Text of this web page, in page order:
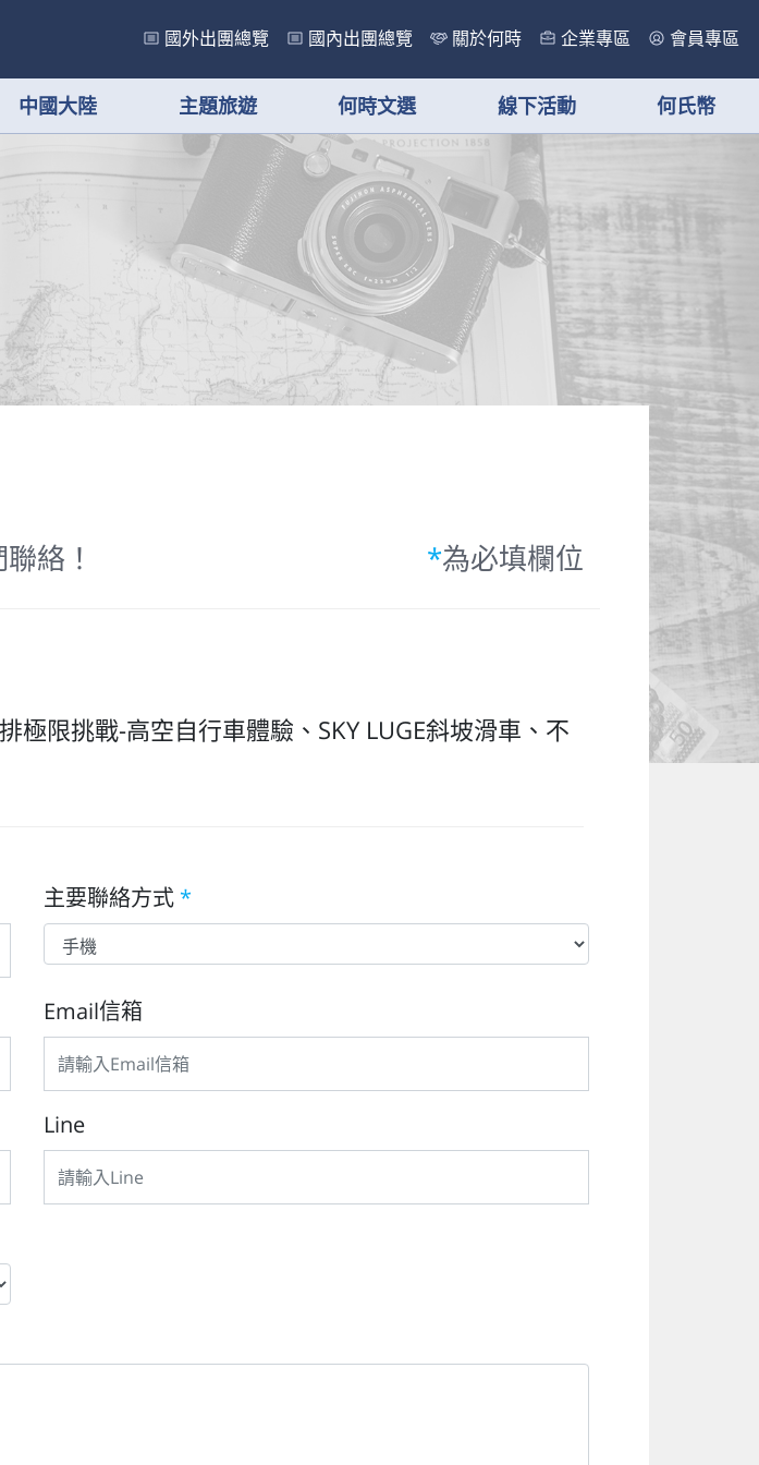
國外出團總覽 國內出團總覽 關於何時 企業專區 會員專區
中國大陸 主題旅遊 何時文選 線下活動 何氏幣
絡！ *為必填欄位
限挑戰-高空自行車體驗、SKY LUGE斜坡滑車、不
主要聯絡方式 *
Email信箱
Line